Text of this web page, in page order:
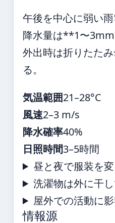
午後を中心に弱い雨
降水量は**1〜
外出時は折りたた
る。
気温範囲21–28°C
風速2–3 m/s
降水確率40%
日照時間3–5時間
昼と夜で服装を
洗濯物は外に干
屋外での活動に
情報源